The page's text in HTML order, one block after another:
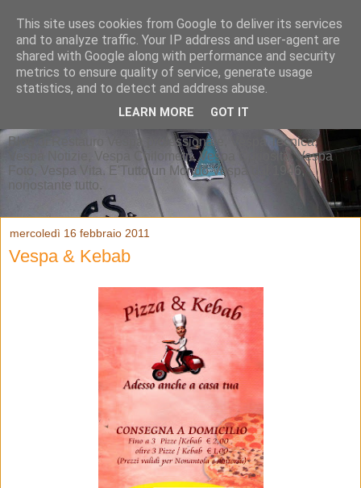
Blog di Restauro Vespa professionale, Vespa Tecnica,
Vespa Notizie, Vespa Chilometri, Vespa Curiosità, Vespa
Foto, Vespa Vita. E'Tutto un Mondo Vespa dal 1946,
nonostante tutto.
mercoledì 16 febbraio 2011
Vespa & Kebab
This site uses cookies from Google to deliver its services
and to analyze traffic. Your IP address and user-agent are
shared with Google along with performance and security
metrics to ensure quality of service, generate usage
statistics, and to detect and address abuse.
LEARN MORE GOT IT